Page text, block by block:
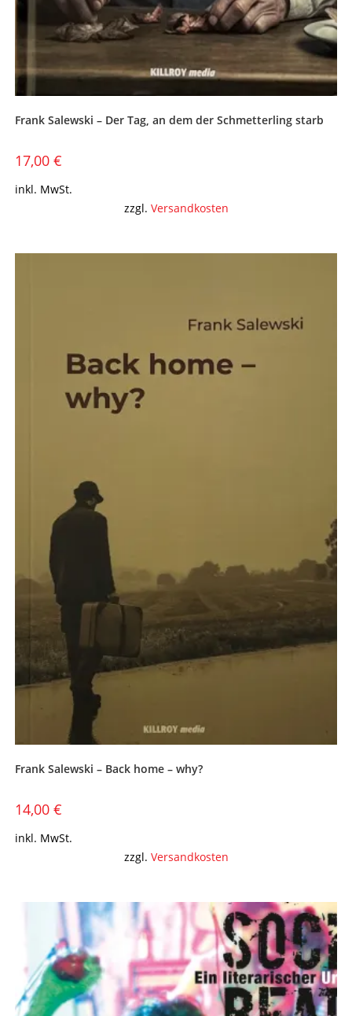
Frank Salewski – Der Tag, an dem der Schmetterling starb
17,00 €
inkl. MwSt.
zzgl. Versandkosten
Frank Salewski – Back home – why?
14,00 €
inkl. MwSt.
zzgl. Versandkosten